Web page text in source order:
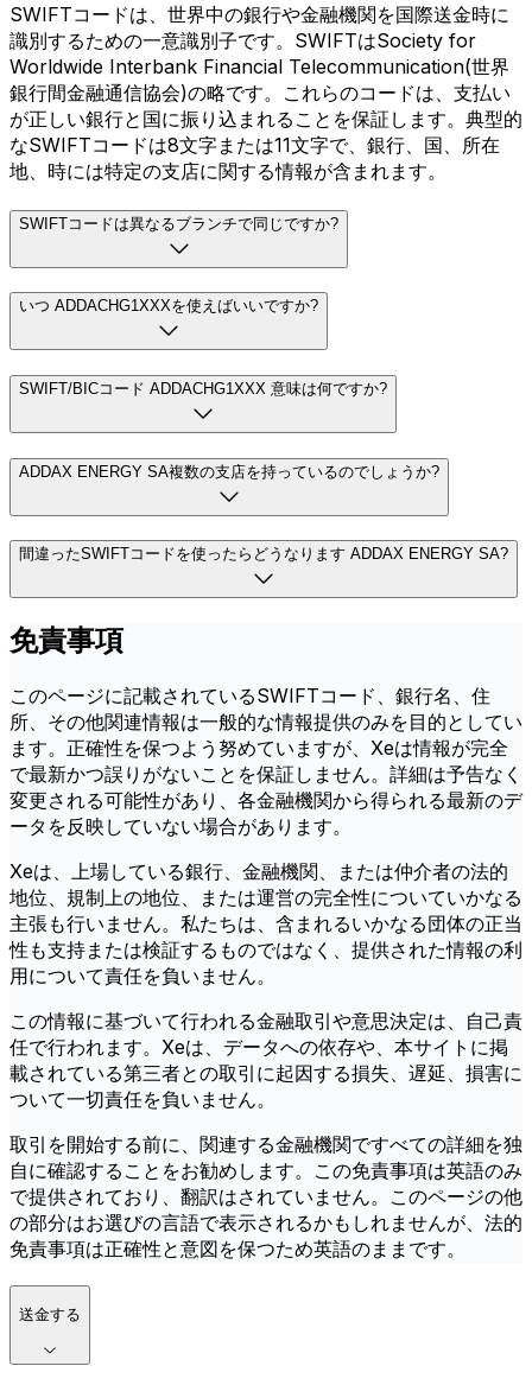
SWIFTコードは、世界中の銀行や金融機関を国際送金時に
識別するための一意識別子です。SWIFTはSociety for
Worldwide Interbank Financial Telecommunication(世界
銀行間金融通信協会)の略です。これらのコードは、支払い
が正しい銀行と国に振り込まれることを保証します。典型的
なSWIFTコードは8文字または11文字で、銀行、国、所在
地、時には特定の支店に関する情報が含まれます。
SWIFTコードは異なるブランチで同じですか?
いつ ADDACHG1XXXを使えばいいですか?
SWIFT/BICコード ADDACHG1XXX 意味は何ですか?
ADDAX ENERGY SA複数の支店を持っているのでしょうか?
間違ったSWIFTコードを使ったらどうなります ADDAX ENERGY SA?
免責事項
このページに記載されているSWIFTコード、銀行名、住
所、その他関連情報は一般的な情報提供のみを目的としてい
ます。正確性を保つよう努めていますが、Xeは情報が完全
で最新かつ誤りがないことを保証しません。詳細は予告なく
変更される可能性があり、各金融機関から得られる最新のデ
ータを反映していない場合があります。
Xeは、上場している銀行、金融機関、または仲介者の法的
地位、規制上の地位、または運営の完全性についていかなる
主張も行いません。私たちは、含まれるいかなる団体の正当
性も支持または検証するものではなく、提供された情報の利
用について責任を負いません。
この情報に基づいて行われる金融取引や意思決定は、自己責
任で行われます。Xeは、データへの依存や、本サイトに掲
載されている第三者との取引に起因する損失、遅延、損害に
ついて一切責任を負いません。
取引を開始する前に、関連する金融機関ですべての詳細を独
自に確認することをお勧めします。この免責事項は英語のみ
で提供されており、翻訳はされていません。このページの他
の部分はお選びの言語で表示されるかもしれませんが、法的
免責事項は正確性と意図を保つため英語のままです。
送金する